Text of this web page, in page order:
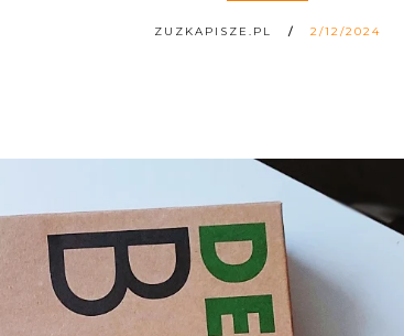
ZUZKAPISZE.PL 2/12/2024